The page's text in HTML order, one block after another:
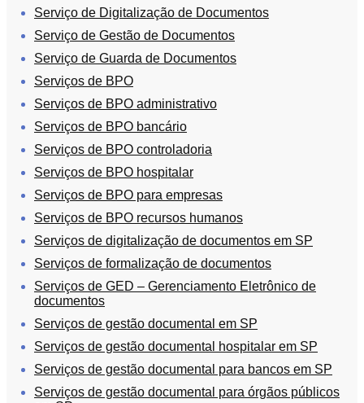
Serviço de Digitalização de Documentos
Serviço de Gestão de Documentos
Serviço de Guarda de Documentos
Serviços de BPO
Serviços de BPO administrativo
Serviços de BPO bancário
Serviços de BPO controladoria
Serviços de BPO hospitalar
Serviços de BPO para empresas
Serviços de BPO recursos humanos
Serviços de digitalização de documentos em SP
Serviços de formalização de documentos
Serviços de GED – Gerenciamento Eletrônico de
documentos
Serviços de gestão documental em SP
Serviços de gestão documental hospitalar em SP
Serviços de gestão documental para bancos em SP
Serviços de gestão documental para órgãos públicos